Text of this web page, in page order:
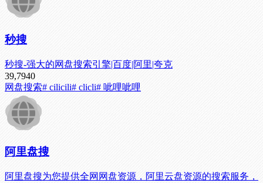
秒搜
秒搜-强大的网盘搜索引擎|百度|阿里|夸克
39,7940
网盘搜索# cilicili# clicli# 呲哩呲哩
阿里盘搜
阿里盘搜为您提供全网网盘资源，阿里云盘资源的搜索服务，